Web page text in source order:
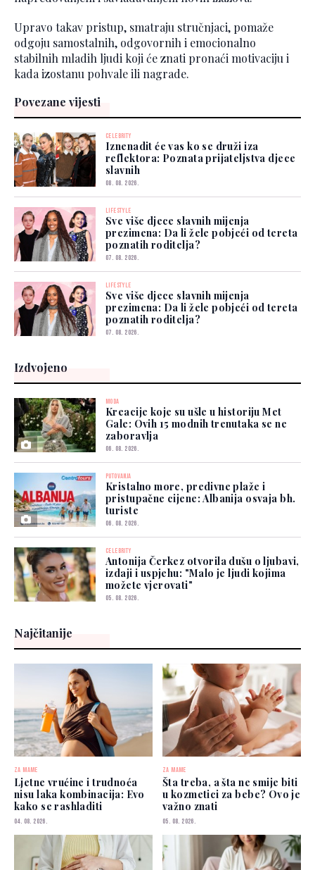
Upravo takav pristup, smatraju stručnjaci, pomaže
odgoju samostalnih, odgovornih i emocionalno
stabilnih mladih ljudi koji će znati pronaći motivaciju i
kada izostanu pohvale ili nagrade.
Povezane vijesti
CELEBRITY
Iznenadit će vas ko se druži iza
reflektora: Poznata prijateljstva djece
slavnih
08. 08. 2026.
LIFESTYLE
Sve više djece slavnih mijenja
prezimena: Da li žele pobjeći od tereta
poznatih roditelja?
07. 08. 2026.
LIFESTYLE
Sve više djece slavnih mijenja
prezimena: Da li žele pobjeći od tereta
poznatih roditelja?
07. 08. 2026.
Izdvojeno
MODA
Kreacije koje su ušle u historiju Met
Gale: Ovih 15 modnih trenutaka se ne
zaboravlja
06. 08. 2026.
PUTOVANJA
Kristalno more, predivne plaže i
pristupačne cijene: Albanija osvaja bh.
turiste
06. 08. 2026.
CELEBRITY
Antonija Čerkez otvorila dušu o ljubavi,
izdaji i uspjehu: "Malo je ljudi kojima
možete vjerovati"
05. 08. 2026.
Najčitanije
ZA MAME
Ljetne vrućine i trudnoća
nisu laka kombinacija: Evo
kako se rashladiti
04. 08. 2026.
ZA MAME
Šta treba, a šta ne smije biti
u kozmetici za bebe? Ovo je
važno znati
05. 08. 2026.